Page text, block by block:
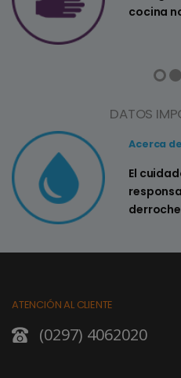
cocina
DATOS
Acerca
El
ATENCIÓN AL CLIENTE
(0297) 4062020